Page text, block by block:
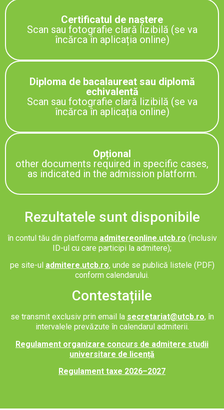
Certificatul de naștere
Scan sau fotografie clară lizibilă (se va
încărca în aplicația online)
Diploma de bacalaureat sau diplomă
echivalentă
Scan sau fotografie clară lizibilă (se va
încărca în aplicația online)
Opțional
other documents required in specific cases,
as indicated in the admission platform.
Rezultatele sunt disponibile
în contul tău din platforma admitereonline.utcb.ro (inclusiv
ID-ul cu care participi la admitere);
pe site-ul admitere.utcb.ro, unde se publică listele (PDF)
conform calendarului.
Contestațiile
se transmit exclusiv prin email la secretariat@utcb.ro, în
intervalele prevăzute în calendarul admiterii.
Regulament organizare concurs de admitere studii
universitare de licență
Regulament taxe 2026–2027